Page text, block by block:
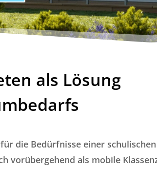
als Lösung
die Bedürfnisse einer
vorübergehend als mobile